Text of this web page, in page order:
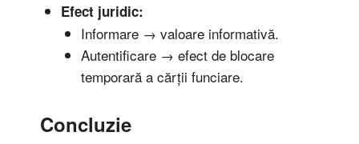
Efect juridic:
Informare → valoare informativă.
Autentificare → efect de blocare
temporară a cărții funciare.
Concluzie